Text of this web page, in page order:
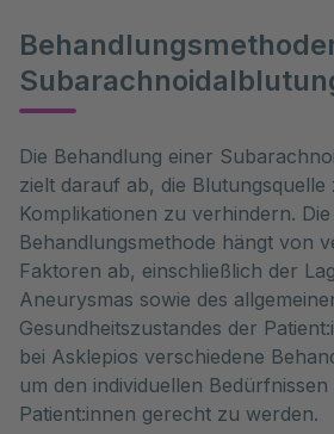
Die Behandlung einer
zielt darauf ab, die
Komplikationen zu verhindern.
Behandlungsmethode hängt von
Faktoren ab, einschließlich der
Aneurysmas sowie des
Gesundheitszustandes der
bei Asklepios verschiedene
um den individuellen
Patient:innen gerecht zu werden.